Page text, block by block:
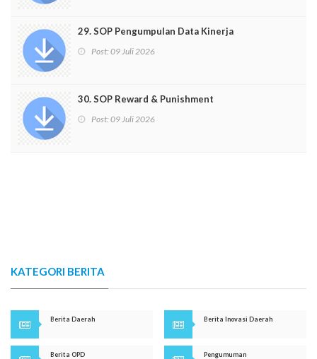
29. SOP Pengumpulan Data Kinerja
Post:09 Juli 2026
30. SOP Reward & Punishment
Post:09 Juli 2026
KATEGORI BERITA
Berita Daerah Berita Inovasi Daerah
Berita OPD Pengumuman